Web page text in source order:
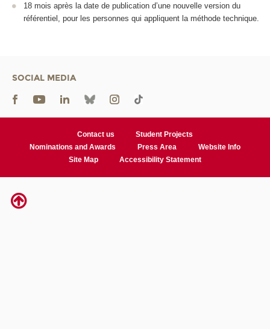
18 mois après la date de publication d’une nouvelle version du
référentiel, pour les personnes qui appliquent la méthode technique.
SOCIAL MEDIA
Contact us
Student Projects
Nominations and Awards
Press Area
Website Info
Site Map
Accessibility Statement